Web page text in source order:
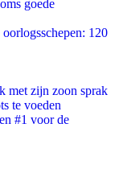
goede
120
met zijn zoon sprak
te voeden
#1 voor de